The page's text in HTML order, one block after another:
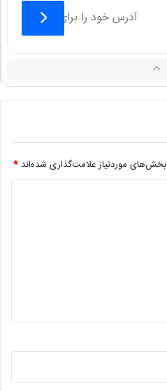
بخش‌های موردنیاز علامت‌گذاری شده‌اند *